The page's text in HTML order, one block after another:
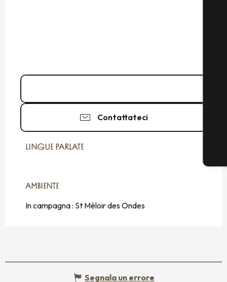
Contattateci
LINGUE PARLATE
LINGUE PARLATE
AMBIENTE
AMBIENTE
In campagna : St Méloir des Ondes
Segnala un errore